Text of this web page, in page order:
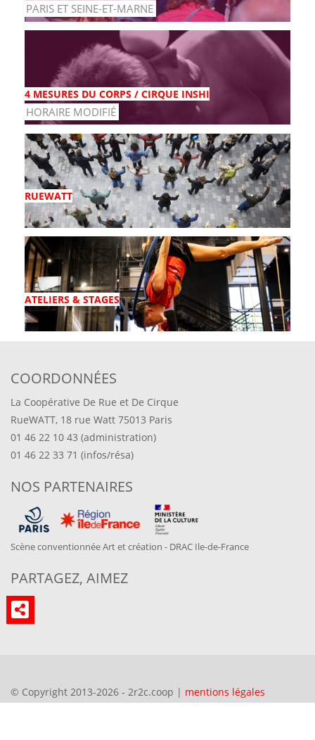
PARIS ET SEINE-ET-MARNE
4 MESURES DU CORPS / CIRQUE INSHI
HORAIRE MODIFIÉ
RUEWATT
ATELIERS & STAGES
COORDONNÉES
La Coopérative De Rue et De Cirque
RueWATT, 18 rue Watt 75013 Paris
01 46 22 10 43 (administration)
01 46 22 33 71 (infos/résa)
NOS PARTENAIRES
Scène conventionnée Art et création - DRAC Ile-de-France
PARTAGEZ, AIMEZ
© Copyright 2013-2026 - 2r2c.coop | mentions légales